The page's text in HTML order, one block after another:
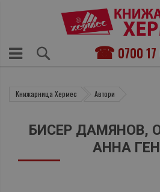
0700 17
Книжарница Хермес Автори
БИСЕР ДАМЯНОВ,
АННА